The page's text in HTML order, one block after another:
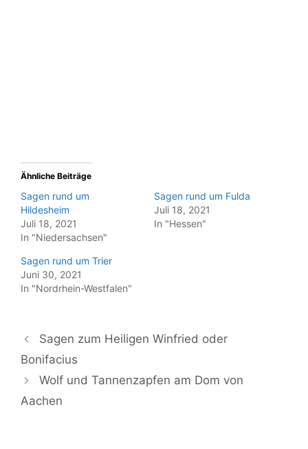
Ähnliche Beiträge
Sagen rund um
Hildesheim
Juli 18, 2021
In "Niedersachsen"
Sagen rund um Fulda
Juli 18, 2021
In "Hessen"
Sagen rund um Trier
Juni 30, 2021
In "Nordrhein-Westfalen"
Sagen zum Heiligen Winfried oder
Bonifacius
Wolf und Tannenzapfen am Dom von
Aachen